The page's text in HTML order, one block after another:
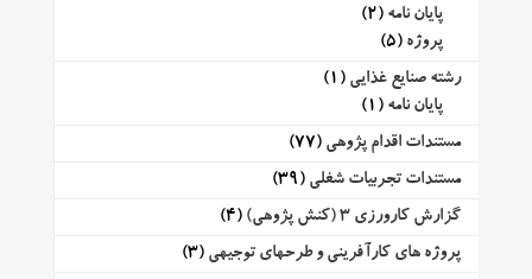
پایان نامه (2)
پروژه (5)
رشته صنایع غذایی (1)
پایان نامه (1)
مستندات اقدام پژوهی (77)
مستندات تجربیات شغلی (39)
گزارش کارورزی 3 (کنش پژوهی)
(4)
پروژه های کارآفرینی و طرحهای توجیهی (3)